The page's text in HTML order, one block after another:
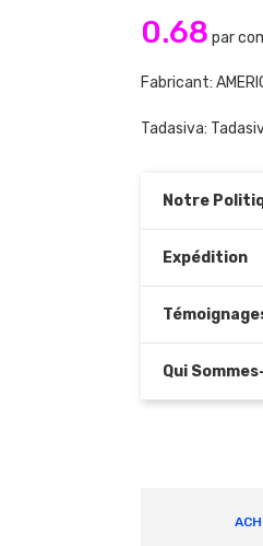
0.68 par
Fabricant:
Tadasiva:
Notre
Expédition
Qui